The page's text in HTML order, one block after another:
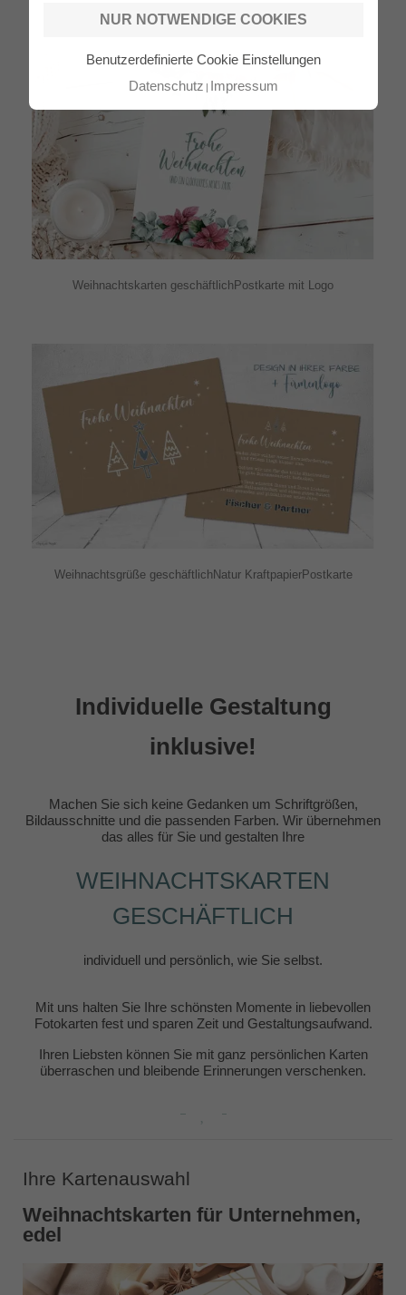
NUR NOTWENDIGE COOKIES
Benutzerdefinierte Cookie Einstellungen
Datenschutz Impressum
Weihnachtskarten geschäftlichPostkarte mit Logo
Weihnachtsgrüße geschäftlichNatur KraftpapierPostkarte
Individuelle Gestaltung
inklusive!
Machen Sie sich keine Gedanken um Schriftgrößen,
Bildausschnitte und die passenden Farben. Wir übernehmen
das alles für Sie und gestalten Ihre
WEIHNACHTSKARTEN
GESCHÄFTLICH
individuell und persönlich, wie Sie selbst.
Mit uns halten Sie Ihre schönsten Momente in liebevollen
Fotokarten fest und sparen Zeit und Gestaltungsaufwand.
Ihren Liebsten können Sie mit ganz persönlichen Karten
überraschen und bleibende Erinnerungen verschenken.
Ihre Kartenauswahl
Weihnachtskarten für Unternehmen,
edel